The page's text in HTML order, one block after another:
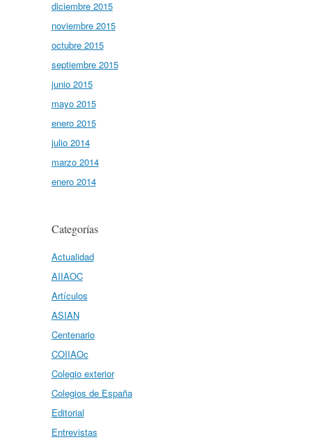
diciembre 2015
noviembre 2015
octubre 2015
septiembre 2015
junio 2015
mayo 2015
enero 2015
julio 2014
marzo 2014
enero 2014
Categorías
Actualidad
AIIAOC
Artículos
ASIAN
Centenario
COIIAOc
Colegio exterior
Colegios de España
Editorial
Entrevistas